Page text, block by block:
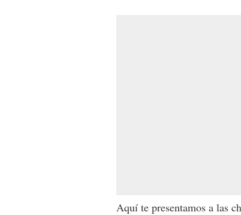
Aquí te presentamos a las